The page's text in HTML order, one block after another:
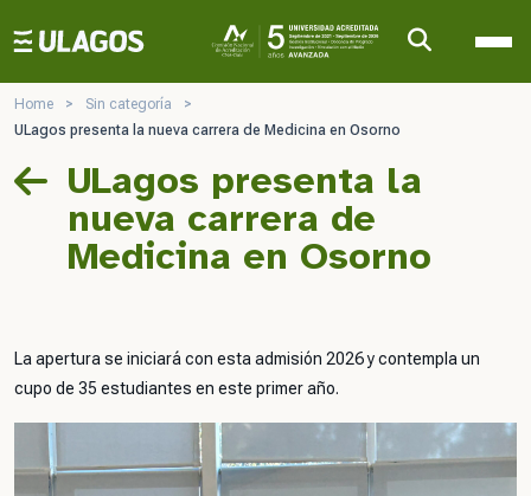
Ulagos Template
Home > Sin categoría
>
ULagos presenta la nueva carrera de Medicina en Osorno
ULagos presenta la
nueva carrera de
Medicina en Osorno
La apertura se iniciará con esta admisión 2026 y contempla un
cupo de 35 estudiantes en este primer año.